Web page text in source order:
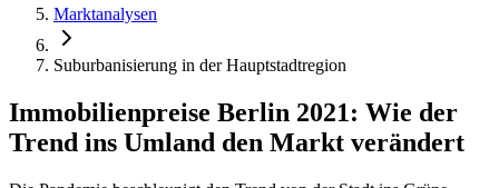
Marktanalysen
Suburbanisierung in der Hauptstadtregion
Immobilienpreise Berlin 2021: Wie der
Trend ins Umland den Markt verändert